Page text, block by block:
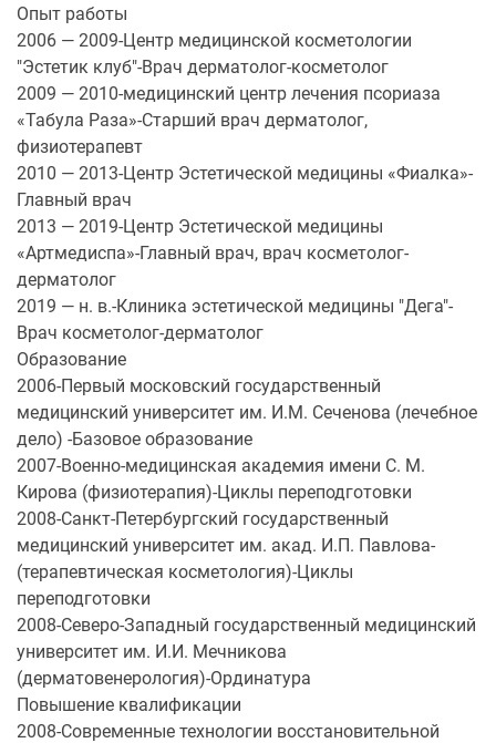
Опыт работы
2006 — 2009-Центр медицинской косметологии
"Эстетик клуб"-Врач дерматолог-косметолог
2009 — 2010-медицинский центр лечения псориаза
«Табула Раза»-Старший врач дерматолог,
физиотерапевт
2010 — 2013-Центр Эстетической медицины «Фиалка»-
Главный врач
2013 — 2019-Центр Эстетической медицины
«Артмедиспа»-Главный врач, врач косметолог-
дерматолог
2019 — н. в.-Клиника эстетической медицины "Дега"-
Врач косметолог-дерматолог
Образование
2006-Первый московский государственный
медицинский университет им. И.М. Сеченова (лечебное
дело) -Базовое образование
2007-Военно-медицинская академия имени С. М.
Кирова (физиотерапия)-Циклы переподготовки
2008-Санкт-Петербургский государственный
медицинский университет им. акад. И.П. Павлова-
(терапевтическая косметология)-Циклы
переподготовки
2008-Северо-Западный государственный медицинский
университет им. И.И. Мечникова
(дерматовенерология)-Ординатура
Повышение квалификации
2008-Современные технологии восстановительной